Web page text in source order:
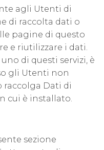
agli Utenti di
di raccolta dati o
pagine di questo
e riutilizzare i dati.
di questi servizi, è
gli Utenti non
raccolga Dati di
cui è installato.
sezione